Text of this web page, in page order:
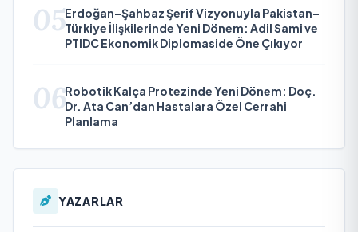
05Erdoğan–Şahbaz Şerif Vizyonuyla Pakistan–
Türkiye İlişkilerinde Yeni Dönem: Adil Sami ve
PTIDC Ekonomik Diplomaside Öne Çıkıyor
06Robotik Kalça Protezinde Yeni Dönem: Doç.
Dr. Ata Can’dan Hastalara Özel Cerrahi
Planlama
YAZARLAR